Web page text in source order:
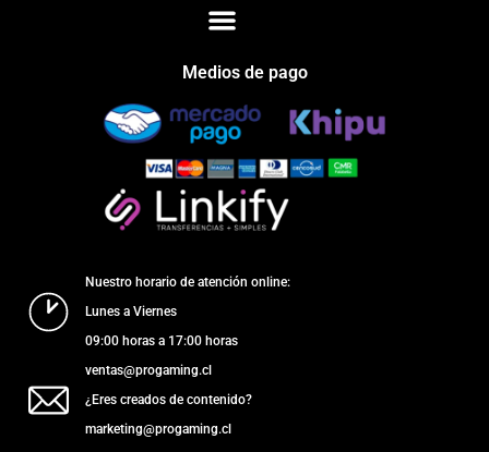
Medios de pago
Nuestro horario de atención online:
Lunes a Viernes
09:00 horas a 17:00 horas
ventas@progaming.cl
¿Eres creados de contenido?
marketing@progaming.cl